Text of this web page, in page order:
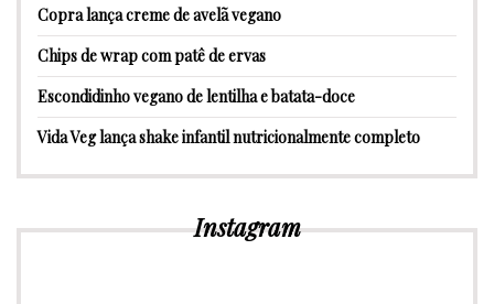
Copra lança creme de avelã vegano
Chips de wrap com patê de ervas
Escondidinho vegano de lentilha e batata-doce
Vida Veg lança shake infantil nutricionalmente completo
Instagram